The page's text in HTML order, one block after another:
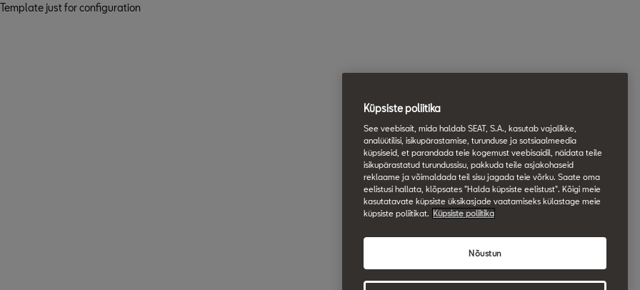
Template just for configuration
Küpsiste poliitika
See veebisait, mida haldab SEAT, S.A., kasutab vajalikke,
analüütilisi, isikupärastamise, turunduse ja sotsiaalmeedia
küpsiseid, et parandada teie kogemust veebisaidil, näidata teile
isikupärastatud turundussisu, pakkuda teile asjakohaseid
reklaame ja võimaldada teil sisu jagada teie võrku. Saate oma
eelistusi hallata, klõpsates "Halda küpsiste eelistust". Kõigi meie
kasutatavate küpsiste üksikasjade vaatamiseks külastage meie
küpsiste poliitikat.
Küpsiste poliitika
Nõustun